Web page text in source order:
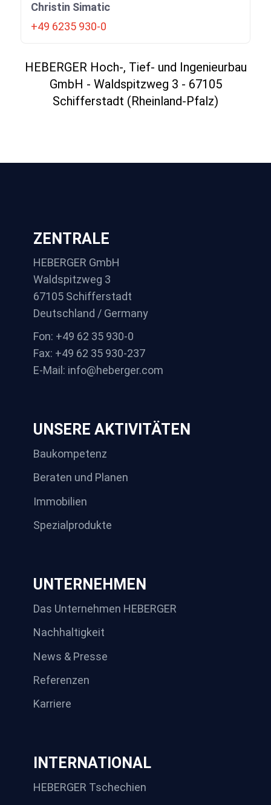
Christin Simatic
+49 6235 930-0
HEBERGER Hoch-, Tief- und Ingenieurbau
GmbH - Waldspitzweg 3 - 67105
Schifferstadt (Rheinland-Pfalz)
ZENTRALE
HEBERGER GmbH
Waldspitzweg 3
67105 Schifferstadt
Deutschland / Germany
Fon: +49 62 35 930-0
Fax: +49 62 35 930-237
E-Mail: info@heberger.com
UNSERE AKTIVITÄTEN
Baukompetenz
Beraten und Planen
Immobilien
Spezialprodukte
UNTERNEHMEN
Das Unternehmen HEBERGER
Nachhaltigkeit
News & Presse
Referenzen
Karriere
INTERNATIONAL
HEBERGER Tschechien